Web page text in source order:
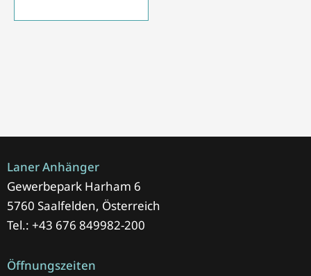
Laner Anhänger
Gewerbepark Harham 6
5760 Saalfelden, Österreich
Tel.: +43 676 849982-200
Öffnungszeiten